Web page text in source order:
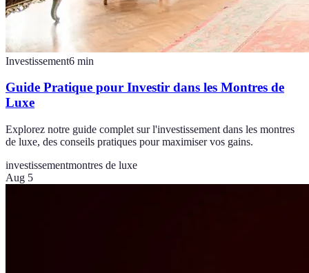
Investissement6 min
Guide Pratique pour Investir dans les Montres de
Luxe
Explorez notre guide complet sur l'investissement dans les montres
de luxe, des conseils pratiques pour maximiser vos gains.
investissementmontres de luxe
Aug 5